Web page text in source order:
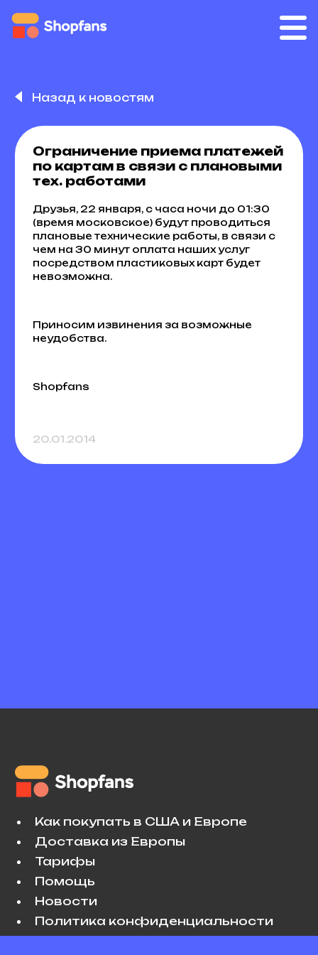
Назад к новостям
Ограничение приема платежей
по картам в связи с плановыми
тех. работами
Друзья, 22 января, с часа ночи до 01:30
(время московское) будут проводиться
плановые технические работы, в связи с
чем на 30 минут оплата наших услуг
посредством пластиковых карт будет
невозможна.
Приносим извинения за возможные
неудобства.
Shopfans
20.01.2014
Как покупать в США и Европе
Доставка из Европы
Тарифы
Помощь
Новости
Политика конфиденциальности